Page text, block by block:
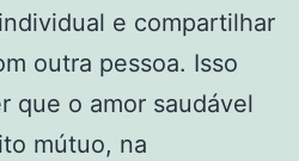
e compartilhar
outra pessoa. Isso
que o amor saudável
mútuo, na